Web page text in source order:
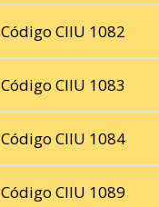
Código CIIU 1082
Código CIIU 1083
Código CIIU 1084
Código CIIU 1089